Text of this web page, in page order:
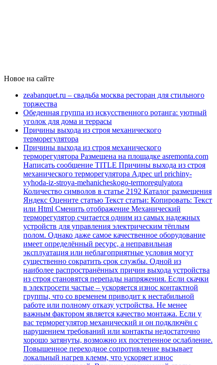
Новое на сайте
zeabanquet.ru – свадьба москва ресторан для стильного
торжества
Обеденная группа из искусственного ротанга: уютный
уголок для дома и террасы
Причины выхода из строя механического
терморегулятора
Причины выхода из строя механического
терморегулятора Размещена на площадке asremonta.com
Написать сообщение TITLE Причины выхода из строя
механического терморегулятора Адрес url prichiny-
vyhoda-iz-stroya-mehanicheskogo-termoregulyatora
Количество символов в статье 2192 Каталог размещения
Яндекс Оцените статью Текст статьи: Копировать: Текст
или Html Cменить отображение Механический
терморегулятор считается одним из самых надежных
устройств для управления электрическим тёплым
полом. Однако даже самое качественное оборудование
имеет определённый ресурс, а неправильная
эксплуатация или неблагоприятные условия могут
существенно сократить срок службы. Одной из
наиболее распространённых причин выхода устройства
из строя становятся перепады напряжения. Если скачки
в электросети частые – ускоряется износ контактной
группы, что со временем приводит к нестабильной
работе или полному отказу устройства. Не менее
важным фактором является качество монтажа. Если у
вас терморегулятор механический и он подключён с
нарушением требований или контакты недостаточно
хорошо затянуты, возможно их постепенное ослабление.
Повышенное переходное сопротивление вызывает
локальный нагрев клемм, что ускоряет износ